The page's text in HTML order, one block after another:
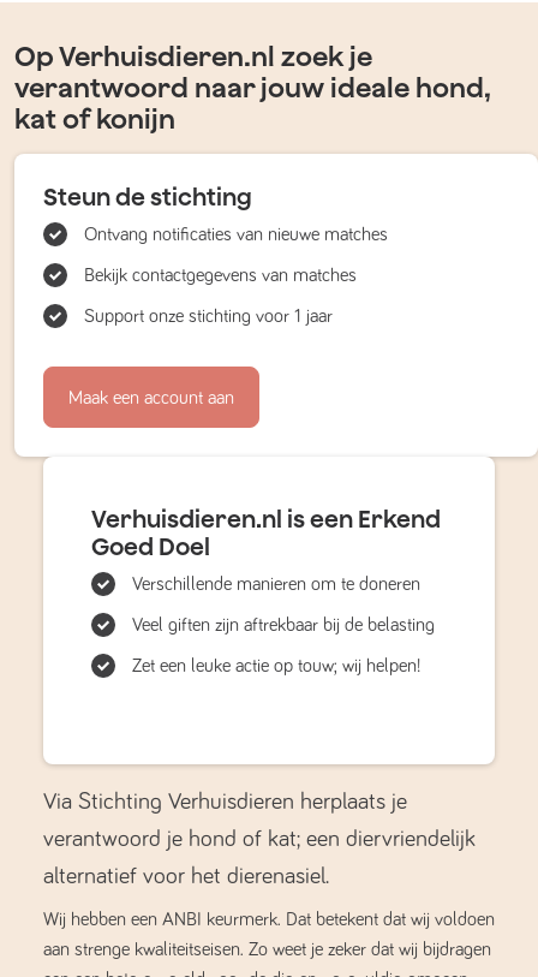
Op Verhuisdieren.nl zoek je
verantwoord naar jouw ideale hond,
kat of konijn
Steun de stichting
Ontvang notificaties van nieuwe matches
Bekijk contactgegevens van matches
Support onze stichting voor 1 jaar
Maak een account aan
Verhuisdieren.nl is een Erkend
Goed Doel
Verschillende manieren om te doneren
Veel giften zijn aftrekbaar bij de belasting
Zet een leuke actie op touw; wij helpen!
Via Stichting Verhuisdieren herplaats je
verantwoord je hond of kat; een diervriendelijk
alternatief voor het dierenasiel.
Wij hebben een ANBI keurmerk. Dat betekent dat wij voldoen
aan strenge kwaliteitseisen. Zo weet je zeker dat wij bijdragen